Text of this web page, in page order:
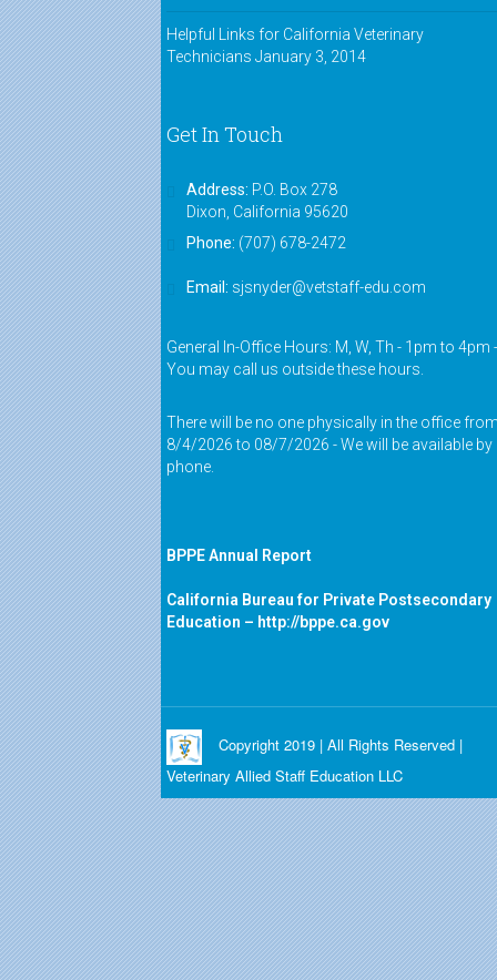
Helpful Links for California Veterinary
Technicians January 3, 2014
Get In Touch
Address: P.O. Box 278
Dixon, California 95620
Phone: (707) 678-2472
Email: sjsnyder@vetstaff-edu.com
General In-Office Hours: M, W, Th - 1pm to 4pm -
You may call us outside these hours.
There will be no one physically in the office
8/4/2026 to 08/7/2026 - We will be available by
phone.
BPPE Annual Report
California Bureau for Private Postsecondary
Education – http://bppe.ca.gov
Copyright 2019 | All Rights Reserved |
Veterinary Allied Staff Education LLC